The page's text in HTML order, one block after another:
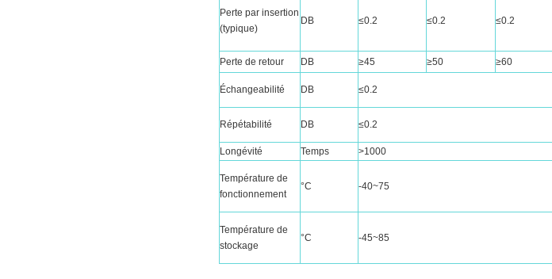
Perte par insertion
(typique)
DB ≤0.2 ≤0.2 ≤0.2
Perte de retour DB ≥45 ≥50 ≥60
Échangeabilité DB ≤0.2
Répétabilité DB ≤0.2
Longévité Temps >1000
Température de
fonctionnement
°C -40~75
Température de
stockage
°C -45~85